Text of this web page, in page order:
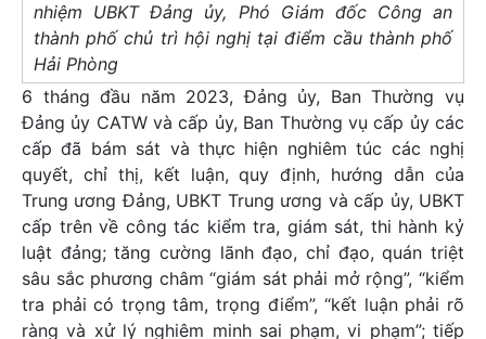
nhiệm UBKT Đảng ủy, Phó Giám đốc Công an
thành phố chủ trì hội nghị tại điểm cầu thành phố
Hải Phòng
6 tháng đầu năm 2023, Đảng ủy, Ban Thường vụ
Đảng ủy CATW và cấp ủy, Ban Thường vụ cấp ủy các
cấp đã bám sát và thực hiện nghiêm túc các nghị
quyết, chỉ thị, kết luận, quy định, hướng dẫn của
Trung ương Đảng, UBKT Trung ương và cấp ủy, UBKT
cấp trên về công tác kiểm tra, giám sát, thi hành kỷ
luật đảng; tăng cường lãnh đạo, chỉ đạo, quán triệt
sâu sắc phương châm “giám sát phải mở rộng”, “kiểm
tra phải có trọng tâm, trọng điểm”, “kết luận phải rõ
ràng và xử lý nghiêm minh sai phạm, vi phạm”; tiếp